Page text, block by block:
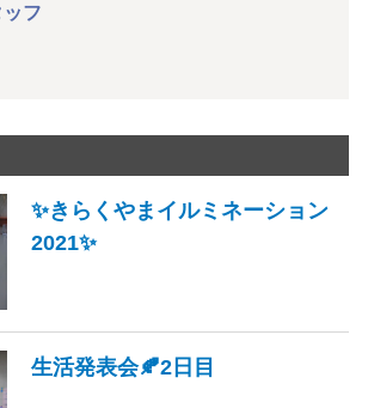
フ
✨きらくやまイルミネーション
2021✨
生活発表会🍂2日目